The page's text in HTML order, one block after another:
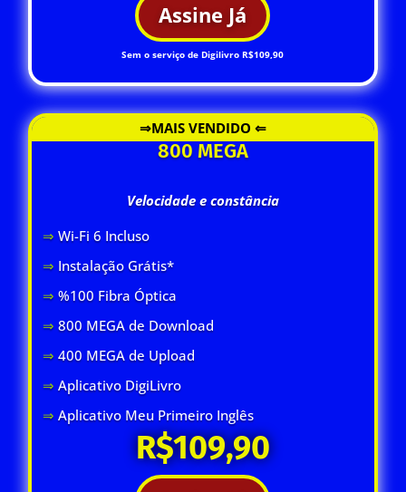
Assine Já
Sem o serviço de Digilivro R$109,90
⇒MAIS VENDIDO ⇐
800 MEGA
Velocidade e constância
⇒ Wi-Fi 6 Incluso
⇒ Instalação Grátis*
⇒ %100 Fibra Óptica
⇒ 800 MEGA de Download
⇒400 MEGA de Upload
⇒Aplicativo DigiLivro
⇒Aplicativo Meu Primeiro Inglês
R$109,90